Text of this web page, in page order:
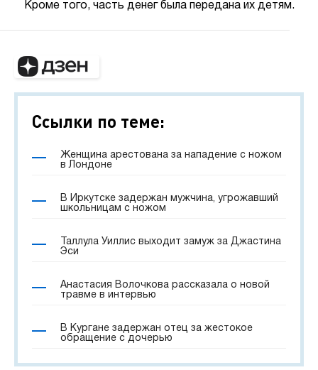
Кроме того, часть денег была передана их детям.
Ссылки по теме:
Женщина арестована за нападение с ножом
в Лондоне
В Иркутске задержан мужчина, угрожавший
школьницам с ножом
Таллула Уиллис выходит замуж за Джастина
Эси
Анастасия Волочкова рассказала о новой
травме в интервью
В Кургане задержан отец за жестокое
обращение с дочерью